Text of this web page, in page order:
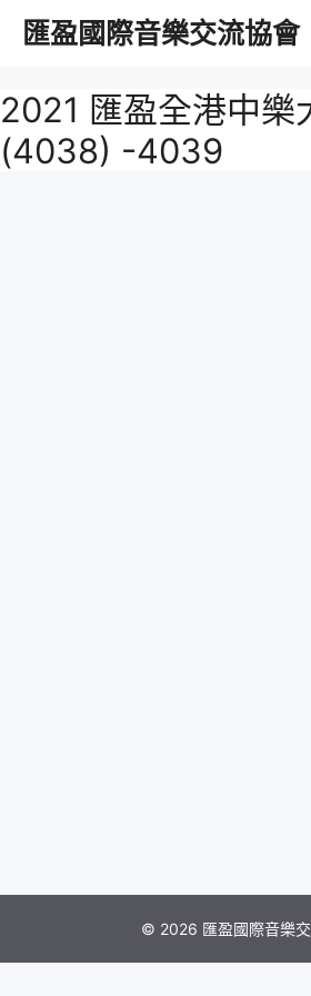
容
匯盈國際音樂交流協會
2021 匯盈全港中
(4038) -4039
© 2026 匯盈國際音樂